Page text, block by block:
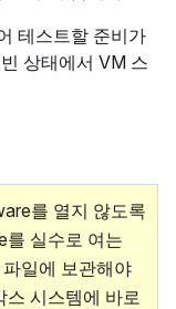
테스트할 준비가
상태에서 VM 스
를 열지 않도록
를 실수로 여는
일에 보관해야
시스템에 바로